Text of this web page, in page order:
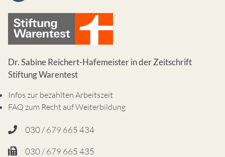
Dr. Sabine Reichert-Hafemeister in der Zeitschrift
Stiftung Warentest
Infos zur bezahlten Arbeitszeit
FAQ zum Recht auf Weiterbildung
030 / 679 665 434
030 / 679 665 435